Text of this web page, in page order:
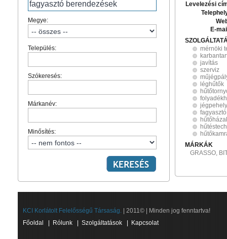
Megye:
Település:
Szókeresés:
Márkanév:
Minősítés:
Levelezési
E-
mérnöki
javítás
szerviz
léghűtők
MÁRKÁK
GRASSO,
KCI Korlátolt Felelősségű Társaság. | 2011© | Minden jog fenntartva!
Főoldal
Rólunk Szolgáltatások Kapcsolat